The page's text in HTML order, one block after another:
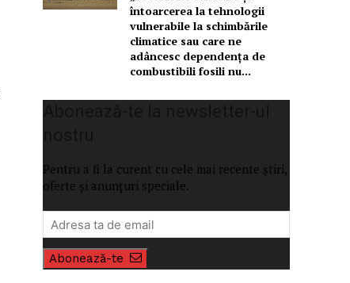
întoarcerea la tehnologii
vulnerabile la schimbările
climatice sau care ne
adâncesc dependența de
combustibili fosili nu...
Pentru a fi la curent cu cele mai recente știri,
oferte și anunțuri speciale.
Abonează-te